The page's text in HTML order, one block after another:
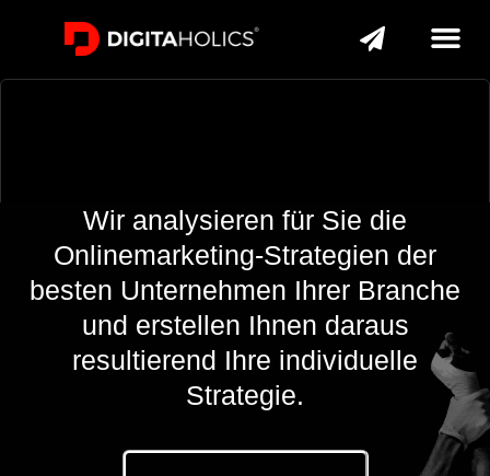
Wir analysieren für Sie die
Onlinemarketing-Strategien der
besten Unternehmen Ihrer Branche
und erstellen Ihnen daraus
resultierend Ihre individuelle
Strategie.